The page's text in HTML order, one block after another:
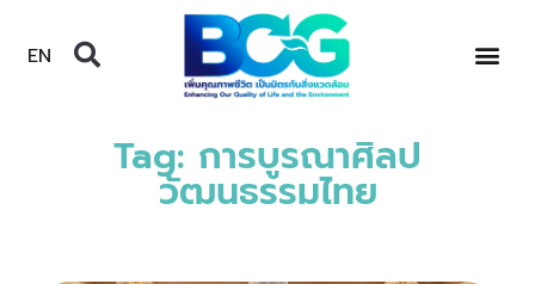
EN
Tag: การบูรณาศิลป
วัฒนธรรมไทย